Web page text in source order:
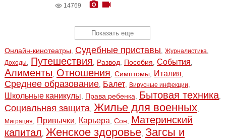
14769
Показать еще
Онлайн-кинотеатры, Судебные приставы, Журналистика,
Доходы, Путешествия, Развод, Пособия, События,
Алименты, Отношения, Симптомы, Италия,
Среднее образование, Балет, Вирусные инфекции,
Школьные каникулы, Права ребенка, Бытовая техника,
Социальная защита, Жилье для военных,
Миграция, Привычки, Карьера, Сон, Материнский
капитал, Женское здоровье, Загсы и